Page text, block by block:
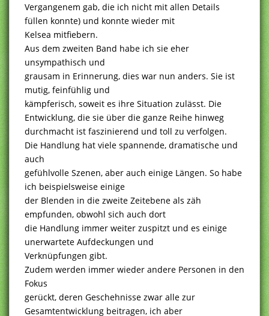
Vergangenem gab, die ich nicht mit allen Details
füllen konnte) und konnte wieder mit
Kelsea mitfiebern.
Aus dem zweiten Band habe ich sie eher
unsympathisch und
grausam in Erinnerung, dies war nun anders. Sie ist
mutig, feinfühlig und
kämpferisch, soweit es ihre Situation zulässt. Die
Entwicklung, die sie über die ganze Reihe hinweg
durchmacht ist faszinierend und toll zu verfolgen.
Die Handlung hat viele spannende, dramatische und
auch
gefühlvolle Szenen, aber auch einige Längen. So habe
ich beispielsweise einige
der Blenden in die zweite Zeitebene als zäh
empfunden, obwohl sich auch dort
die Handlung immer weiter zuspitzt und es einige
unerwartete Aufdeckungen und
Verknüpfungen gibt.
Zudem werden immer wieder andere Personen in den
Fokus
gerückt, deren Geschehnisse zwar alle zur
Gesamtentwicklung beitragen, ich aber